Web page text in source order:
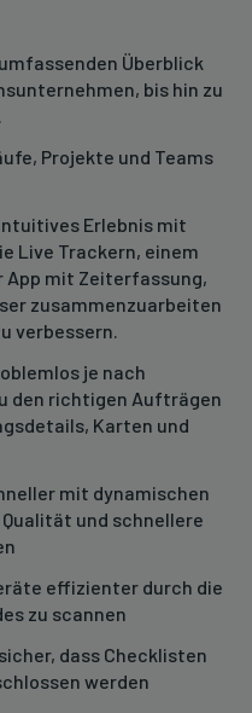
Überblick
bis hin zu
Projekte und Teams
Erlebnis mit
Live Trackern, einem
mit Zeiterfassung,
zusammenzuarbeiten
verbessern.
je nach
den richtigen Aufträgen
Karten und
mit dynamischen
und schnellere
effizienter durch die
zu scannen
dass Checklisten
werden